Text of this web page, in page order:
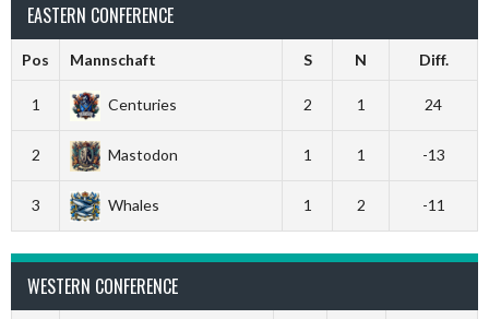
EASTERN CONFERENCE
Pos Mannschaft S N Diff.
1 Centuries 2 1 24
2 Mastodon 1 1 -13
3 Whales 1 2 -11
WESTERN CONFERENCE